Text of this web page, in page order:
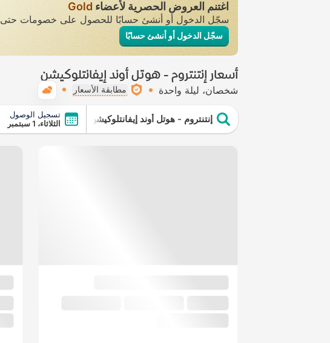
اغتنم العروض الحصرية لأعضاء Gold
سجّل الدخول أو أنشئ حسابًا للحصول على خصومات حتى
سجّل الدخول أو أنشئ حسابًا
أسعار إنتنتروم - هوتل أوند إيفانتلوكيشن
شخصان ليلة واحدة مطابقة الأسعار
إنتنتروم - هوتل أوند إيفانتلوكيشن
تسجيل الوصول
الثلاثاء، 1 سبتمبر